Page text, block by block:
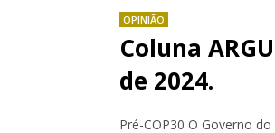
OPINIÃO
Coluna
de 2024.
Pré-COP30 O Governo